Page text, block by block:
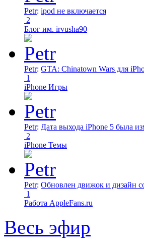
Petr: ipod не включается
2
Блог им. irvusha90
Petr: GTA: Chinatown Wars для
1
iPhone Игры
Petr: Дата выхода iPhone 5 была
2
iPhone Темы
Petr: Обновлен движок и дизайн
1
Работа AppleFans.ru
Весь эфир